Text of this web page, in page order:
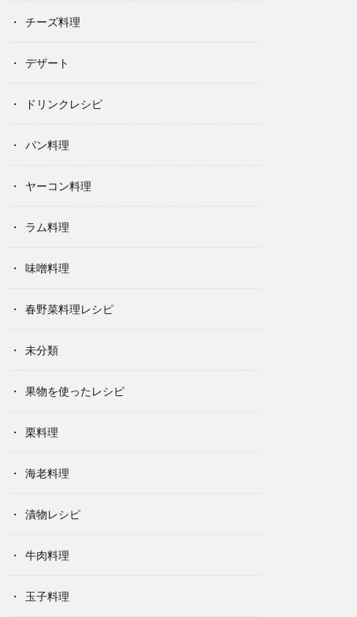
チーズ料理
デザート
ドリンクレシピ
パン料理
ヤーコン料理
ラム料理
味噌料理
春野菜料理レシピ
未分類
果物を使ったレシピ
栗料理
海老料理
漬物レシピ
牛肉料理
玉子料理